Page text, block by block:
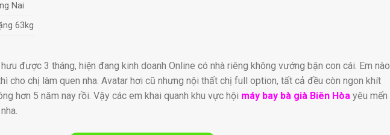
Nai
63kg
được 3 tháng, hiện đang kinh doanh Online có nhà riêng không vướng bận con cái. Em nào
cho chị làm quen nha. Avatar hơi cũ nhưng nội thất chị full option, tất cả đều còn ngon khít
hơn 5 năm nay rồi. Vậy các em khai quanh khu vực hội máy bay bà già Biên Hòa yêu mến